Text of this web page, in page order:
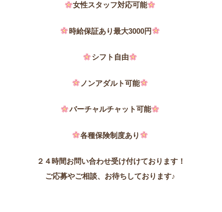
女性スタッフ対応可能
時給保証あり最大3000円
シフト自由
ノンアダルト可能
バーチャルチャット可能
各種保険制度あり
２４時間お問い合わせ受け付けております！
ご応募やご相談、お待ちしております♪